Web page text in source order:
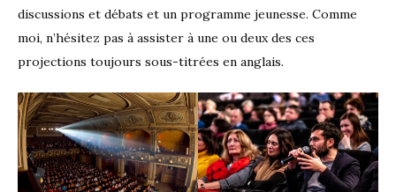
discussions et débats et un programme jeunesse. Comme
moi, n’hésitez pas à assister à une ou deux des ces
projections toujours sous-titrées en anglais.